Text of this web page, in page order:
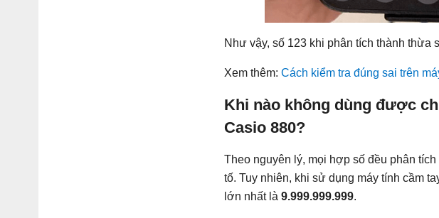
Như vậy, số 123 khi phân tích thành thừa
Xem thêm: Cách kiểm tra đúng sai trên
Khi nào không dùng được
Casio 880?
Theo nguyên lý, mọi hợp số đều phân
tố. Tuy nhiên, khi sử dụng máy tính cầm
lớn nhất là 9.999.999.999.